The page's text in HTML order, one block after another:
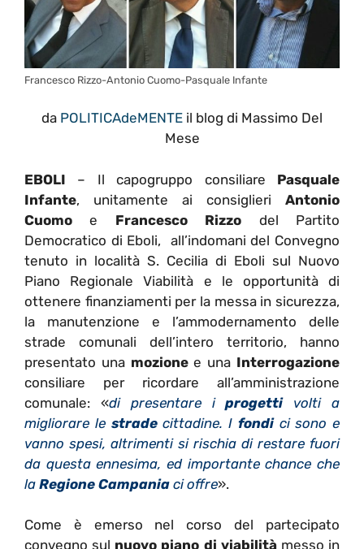
Francesco Rizzo-Antonio Cuomo-Pasquale Infante
da POLITICAdeMENTE il blog di Massimo Del
Mese
EBOLI – Il capogruppo consiliare Pasquale
Infante, unitamente ai consiglieri Antonio
Cuomo e Francesco Rizzo del Partito
Democratico di Eboli, all’indomani del Convegno
tenuto in località S. Cecilia di Eboli sul Nuovo
Piano Regionale Viabilità e le opportunità di
ottenere finanziamenti per la messa in sicurezza,
la manutenzione e l’ammodernamento delle
strade comunali dell’intero territorio, hanno
presentato una mozionee una Interrogazione
consiliare per ricordare all’amministrazione
comunale: «di presentare iprogettivolti a
migliorare le stradecittadine. I fondici sono e
vanno spesi, altrimenti si rischia di restare fuori
da questa ennesima, ed importante chance che
la Regione Campania ci offre».
Come è emerso nel corso del partecipato
convegno sul nuovo piano di viabilitàmesso in